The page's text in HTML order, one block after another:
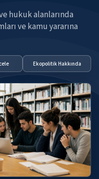
hukuk alanlarında
ve kamu yararına
Ekopolitik Hakkında